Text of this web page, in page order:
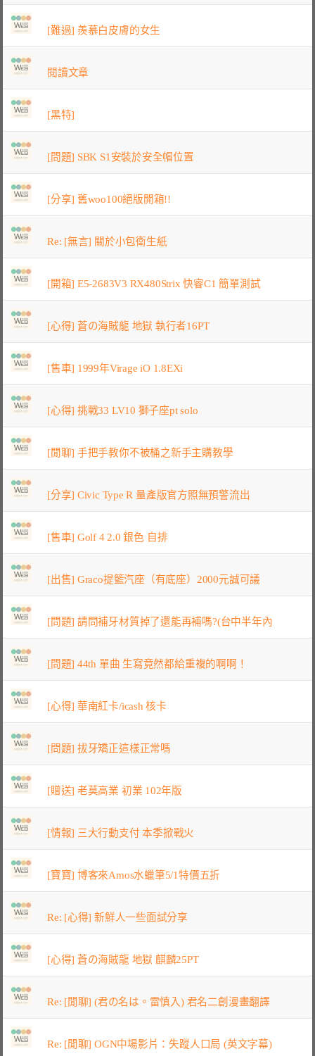
[難過] 羨慕白皮膚的女生
閱讀文章
[黑特]
[問題] SBK S1安裝於安全帽位置
[分享] 舊woo100絕版開箱!!
Re: [無言] 關於小包衛生紙
[開箱] E5-2683V3 RX480Strix 快睿C1 簡單測試
[心得] 蒼の海賊龍 地獄 執行者16PT
[售車] 1999年Virage iO 1.8EXi
[心得] 挑戰33 LV10 獅子座pt solo
[閒聊] 手把手教你不被桶之新手主購教學
[分享] Civic Type R 量產版官方照無預警流出
[售車] Golf 4 2.0 銀色 自排
[出售] Graco提籃汽座（有底座）2000元誠可議
[問題] 請問補牙材質掉了還能再補嗎?(台中半年內
[問題] 44th 單曲 生寫竟然都給重複的啊啊！
[心得] 華南紅卡/icash 核卡
[問題] 拔牙矯正這樣正常嗎
[贈送] 老莫高業 初業 102年版
[情報] 三大行動支付 本季掀戰火
[寶寶] 博客來Amos水蠟筆5/1特價五折
Re: [心得] 新鮮人一些面試分享
[心得] 蒼の海賊龍 地獄 麒麟25PT
Re: [閒聊] (君の名は。雷慎入) 君名二創漫畫翻譯
Re: [閒聊] OGN中場影片：失蹤人口局 (英文字幕)